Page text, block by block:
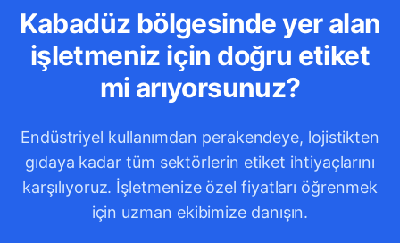
Kabadüz bölgesinde yer alan
işletmeniz için doğru etiket
mi arıyorsunuz?
Endüstriyel kullanımdan perakendeye, lojistikten
gıdaya kadar tüm sektörlerin etiket ihtiyaçlarını
karşılıyoruz. İşletmenize özel fiyatları öğrenmek
için uzman ekibimize danışın.